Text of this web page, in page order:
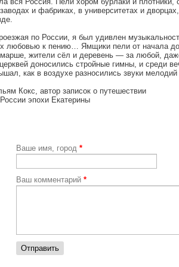
и фабриках, в университетах и
по России, я был удивлен
любовью к пению… Ямщики пели от начала до
жители сёл и деревень — за любой,
доносились стройные гимны, и среди
как в воздухе разносились звуки
Кокс, автор записок о путешествии
эпохи Екатерины
Ваше имя, город *
Ваш комментарий *